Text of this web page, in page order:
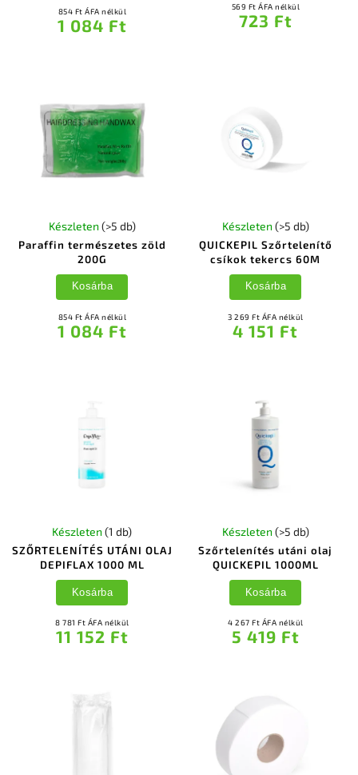
854 Ft ÁFA nélkül
1 084 Ft
569 Ft ÁFA nélkül
723 Ft
Paraffin természetes zöld
200G
Készleten (>5 db)
854 Ft ÁFA nélkül
1 084 Ft
Kosárba
QUICKEPIL Szőrtelenítő
csíkok tekercs 60M
Készleten (>5 db)
3 269 Ft ÁFA nélkül
4 151 Ft
Kosárba
SZŐRTELENÍTÉS UTÁNI OLAJ
DEPIFLAX 1000 ML
Készleten(1 db)
8 781 Ft ÁFA nélkül
11 152 Ft
Kosárba
Szőrtelenítés utáni olaj
QUICKEPIL 1000ML
Készleten (>5 db)
4 267 Ft ÁFA nélkül
5 419 Ft
Kosárba